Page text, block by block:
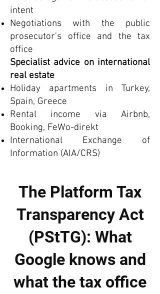
intent
Negotiations with the public
prosecutor's office and the tax
office
Specialist advice on international
real estate
Holiday apartments in Turkey,
Spain, Greece
Rental income via Airbnb,
Booking, FeWo-direkt
International Exchange of
Information (AIA/CRS)
The Platform Tax
Transparency Act
(PStTG): What
Google knows and
what the tax office